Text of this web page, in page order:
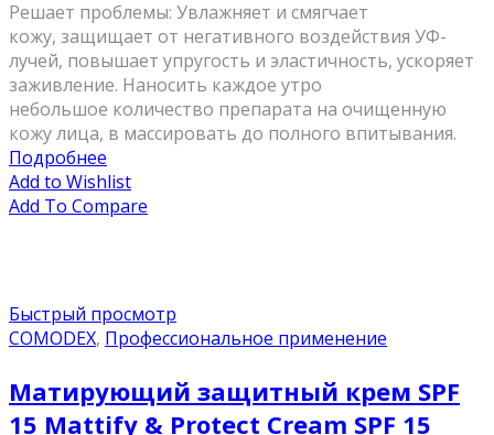
Решает проблемы: Увлажняет и смягчает
кожу, защищает от негативного воздействия УФ-
лучей, повышает упругость и эластичность, ускоряет
заживление. Наносить каждое утро
небольшое количество препарата на очищенную
кожу лица, в массировать до полного впитывания.
Подробнее
Add to Wishlist
Add To Compare
Быстрый просмотр
COMODEX, Профессиональное применение
Матирующий защитный крем SPF
15 Mattify & Protect Cream SPF 15